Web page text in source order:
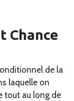
Chance
de la
laquelle on
tout au long de